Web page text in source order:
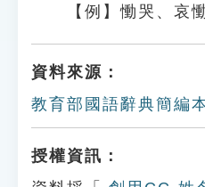
【例】慟哭、哀
資料來源：
教育部國語辭典簡編
授權資訊：